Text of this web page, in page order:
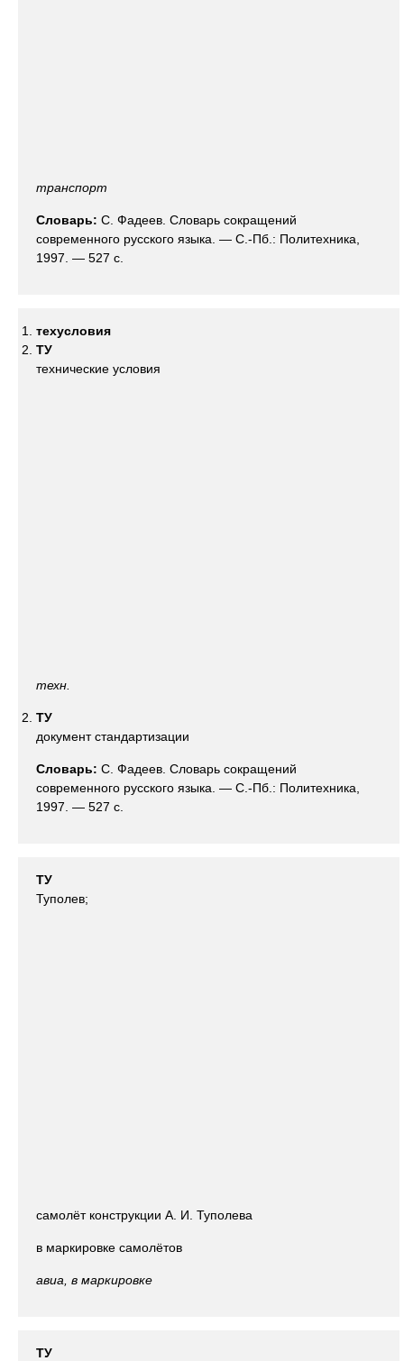
транспорт
Словарь: С. Фадеев. Словарь сокращений
современного русского языка. — С.-Пб.: Политехника,
1997. — 527 с.
техусловия
ТУ
технические условия
техн.
ТУ
документ стандартизации
Словарь: С. Фадеев. Словарь сокращений
современного русского языка. — С.-Пб.: Политехника,
1997. — 527 с.
ТУ
Туполев;
самолёт конструкции А. И. Туполева
в маркировке самолётов
авиа, в маркировке
ТУ